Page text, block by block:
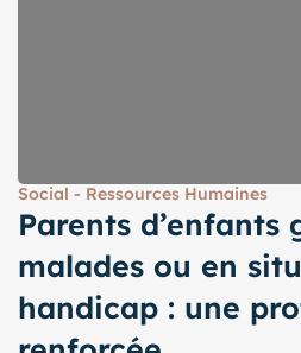
Social - Ressources Humaines
Parents d’enfants
malades ou en
handicap : une